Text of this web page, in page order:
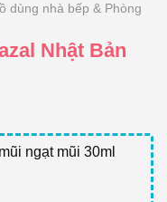
dùng nhà bếp & Phòng
Nhật Bản
ngạt mũi 30ml